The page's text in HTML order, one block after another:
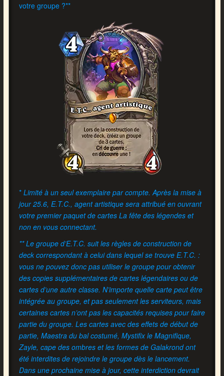
votre groupe ?**
* Limité à un seul exemplaire par compte. Après la mise à
jour 25.6, E.T.C., agent artistique sera attribué en ouvrant
votre premier paquet de cartes La fête des légendes et
non en vous connectant.
** Le groupe d’E.T.C. suit les règles de construction de
deck correspondant à celui dans lequel se trouve E.T.C. :
vous ne pouvez donc pas utiliser le groupe pour obtenir
des copies supplémentaires de cartes légendaires ou de
cartes d’une autre classe. N’importe quelle carte peut être
intégrée au groupe, et pas seulement les serviteurs, mais
certaines cartes n’ont pas les capacités requises pour faire
partie du groupe. Les cartes avec des effets de début de
partie, Maestra du bal costumé, Mystifix le Magnifique,
Zayle, cape des ombres et les formes de Galakrond ont
été interdites de rejoindre le groupe dès le lancement.
Dans une prochaine mise à jour, cette interdiction devrait